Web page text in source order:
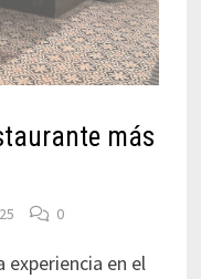
más
0
experiencia en el